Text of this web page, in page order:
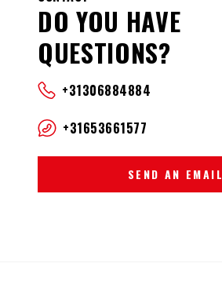
DO YOU HAVE
QUESTIONS?
+31306884884
+31653661577
SEND AN EMAIL